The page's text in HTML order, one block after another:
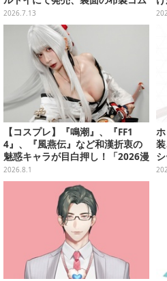
リングにより持ち物にも付けられ
る
2026.7.13
い
【コスプレ】『鳴潮』、『FF1
4』、『風燕伝』など和漢折衷の
魅惑キャラが目白押し！「2026漫
画博覧会」美麗レイヤー13選【写
真39枚】
2026.8.1